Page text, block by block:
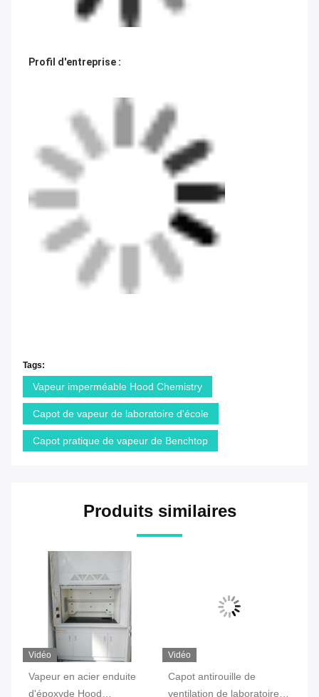
Profil d'entreprise :
Tags:
Vapeur imperméable Hood Chemistry
Capot de vapeur de laboratoire d'école
Capot pratique de vapeur de Benchtop
Produits similaires
en acier enduite
Hood
Vidéo
Capot antirouille de
ventilation de laboratoire,
Adjustable